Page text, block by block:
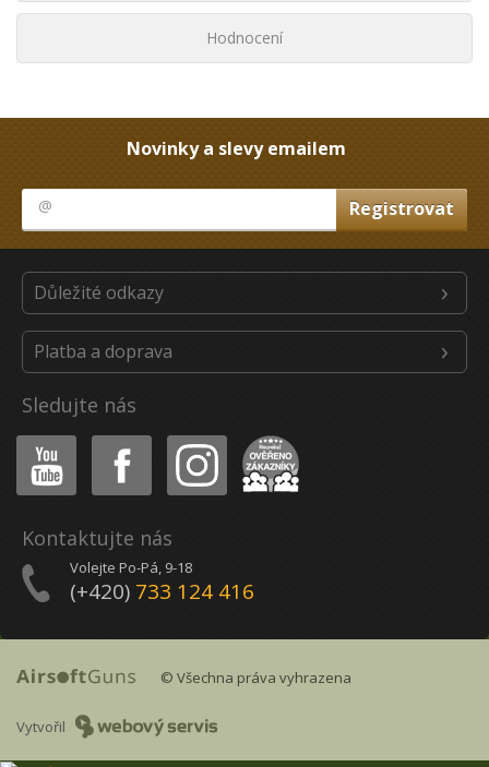
Hodnocení
Novinky a slevy emailem
Důležité odkazy
Platba a doprava
Sledujte nás
Youtube Facebook Instagram Heureka
Kontaktujte nás
Volejte Po-Pá, 9-18
(+420) 733 124 416
© Všechna práva vyhrazena
Vytvořil